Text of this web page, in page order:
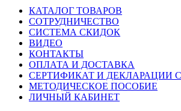
КАТАЛОГ ТОВАРОВ
СОТРУДНИЧЕСТВО
СИСТЕМА СКИДОК
ВИДЕО
КОНТАКТЫ
ОПЛАТА И ДОСТАВКА
СЕРТИФИКАТ И ДЕКЛАРАЦИИ
МЕТОДИЧЕСКОЕ ПОСОБИЕ
ЛИЧНЫЙ КАБИНЕТ